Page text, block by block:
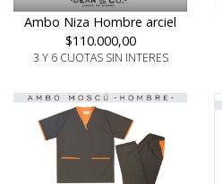
Ambo Niza Hombre arciel
$110.000,00
3 Y 6 CUOTAS SIN INTERES